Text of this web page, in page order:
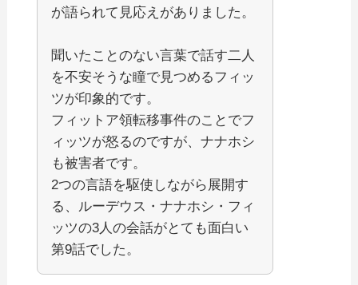
が語られて見応えがありました。
聞いたことのない言葉で話す二人
を不安そうな瞳で見つめるフィッ
ツが印象的です。
フィットア領転移事件のことでフ
ィッツが怒るのですが、ナナホシ
も被害者です。
2つの言語を駆使しながら展開す
る、ルーデウス・ナナホシ・フィ
ッツの3人の会話がとても面白い
第9話でした。